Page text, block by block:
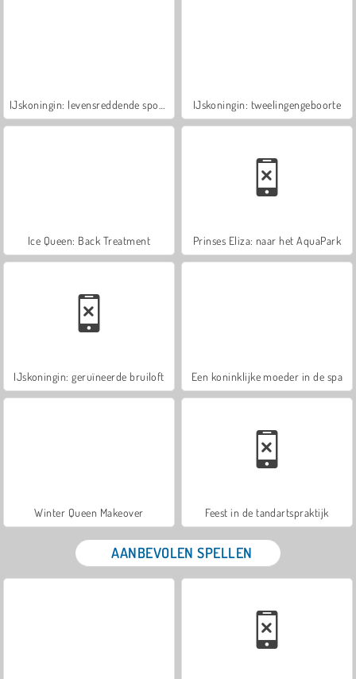
IJskoningin: tweelingengeboorte
Ice Queen: Back Treatment Prinses Eliza: naar het AquaPark
IJskoningin: geruïneerde bruiloft Een koninklijke moeder in de spa
Winter Queen Makeover Feest in de tandartspraktijk
AANBEVOLEN SPELLEN